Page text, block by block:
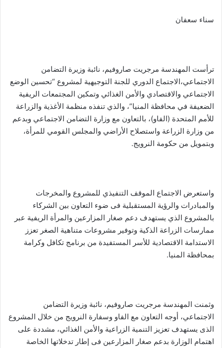
سناء سعفان
ترأست المهندسة مرجريت صاروفيم، نائبة وزيرة التضامن
الاجتماعي،الاجتماع الدوري للجنة التوجيهية لمشروع “تحسين الوضع
الاجتماعي والاقتصادي والأمن الغذائي وتمكين المجتمعات الريفية
الضعيفة في محافظة المنيا”، والذي تنفذه منظمة الأغذية والزراعة
للأمم المتحدة (الفاو)، بالتعاون مع وزارة التضامن الاجتماعي وبدعم
من وزارة الزراعة واستصلاح الأراضي والمجلس القومي للمرأة،
وبتمويل من حكومة النرويج.
واستعرض الاجتماع الموقف التنفيذي للمشروع والمخرجات
والمبادرات والرؤية المستقبلية فى ضوء التعاون بين الشركاء
بالمشروع الذي يستهدف دعم صغار المزارعين والمرأة الريفية عبر
ممارسات الزراعة الذكية وتوفير مشروعات متناهية الصغر تعزز
الاستدامة الاقتصادية للأسر المستفيدة من برنامج تكافل وكرامة
بمحافظة المنيا.
وثمنت المهندسة مرجريت صاروفيم، نائبة وزيرة التضامن
الاجتماعي، أوجه التعاون مع الفاو وسفارة النرويج من خلال المشروع
الذى يستهدف تعزيز التنمية الزراعية والأمن الغذائي، مشددة على
اهتمام الوزارة بدعم صغار المزارعين فى إطار تدخلاتها الخاصة